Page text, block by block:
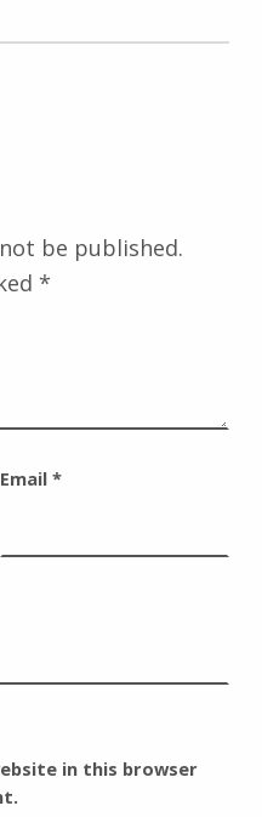
be published.
*
Email *
in this browser